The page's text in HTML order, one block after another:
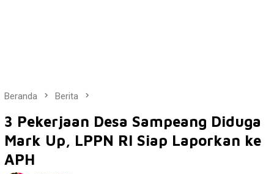
Beranda Berita
3 Pekerjaan Desa Sampeang Diduga
Mark Up, LPPN RI Siap Laporkan ke
APH